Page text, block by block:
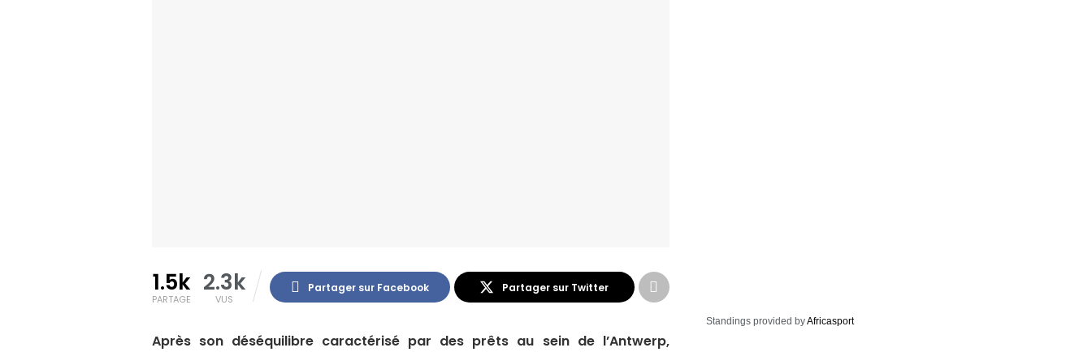
1.5k
PARTAGE
2.3k
VUS
Partager sur Facebook Partager sur Twitter
Après son déséquilibre caractérisé par des prêts au sein de l’Antwerp,
Standings provided byAfricasport